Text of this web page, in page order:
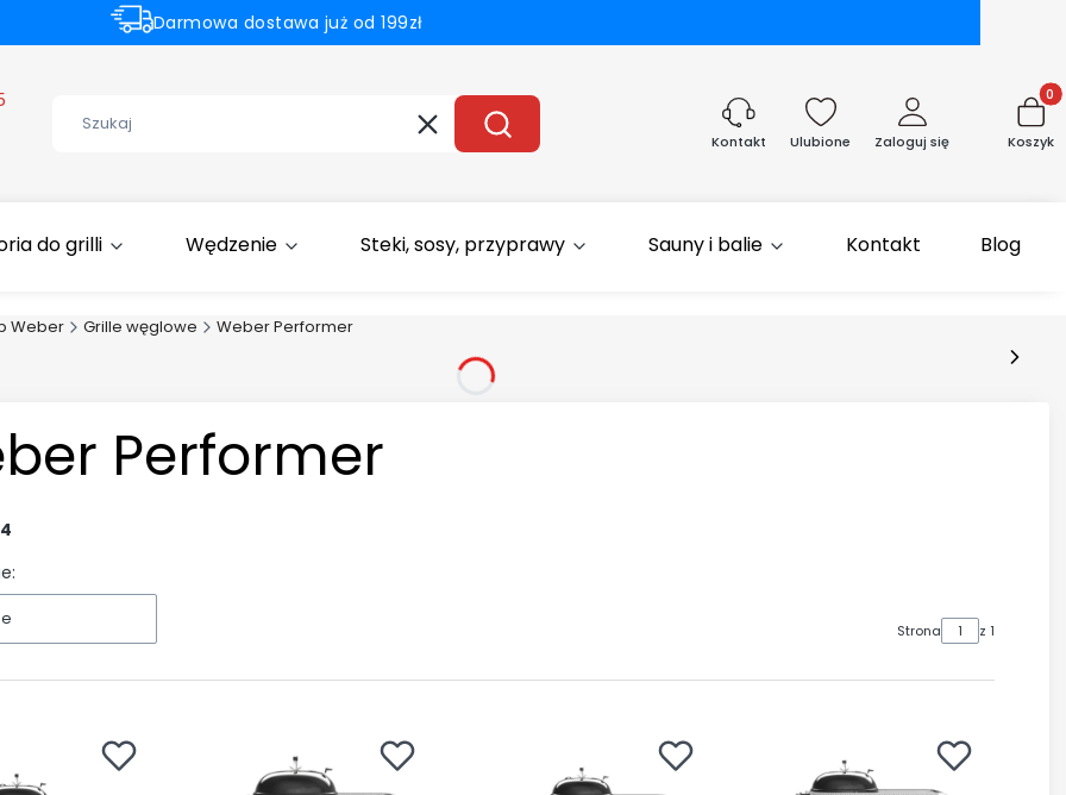
Darmowa dostawa już od 199zł
WyczyśćSzukaj Kontakt Ulubione Zaloguj się Koszyk
do grilli Wędzenie Steki, sosy, przyprawy Sauny i balie Kontakt Blog
Weber Grille węglowe Weber Performer
Performer
4
Strona z 1